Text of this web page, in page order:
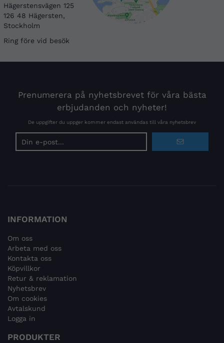
Hägerstensvägen 125
126 48 Hägersten,
Stockholm
Ring före vid besök
Prenumerera på nyhetsbrevet för våra bästa
erbjudanden och nyheter!
De uppgifter du uppger kommer endast användas till våra nyhetsbrev
INFORMATION
Om oss
Arbeta med oss
Kontakta oss
Köpvillkor
Retur & reklamation
Nyhetsbrev
Om cookies
Avtalskund
Logga in
PRODUKTER